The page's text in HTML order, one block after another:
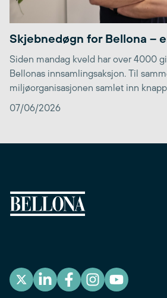
Skjebnedøgn for Bellona –
Siden mandag kveld har over 4000
Bellonas innsamlingsaksjon. Til
miljøorganisasjonen samlet inn
07/06/2026